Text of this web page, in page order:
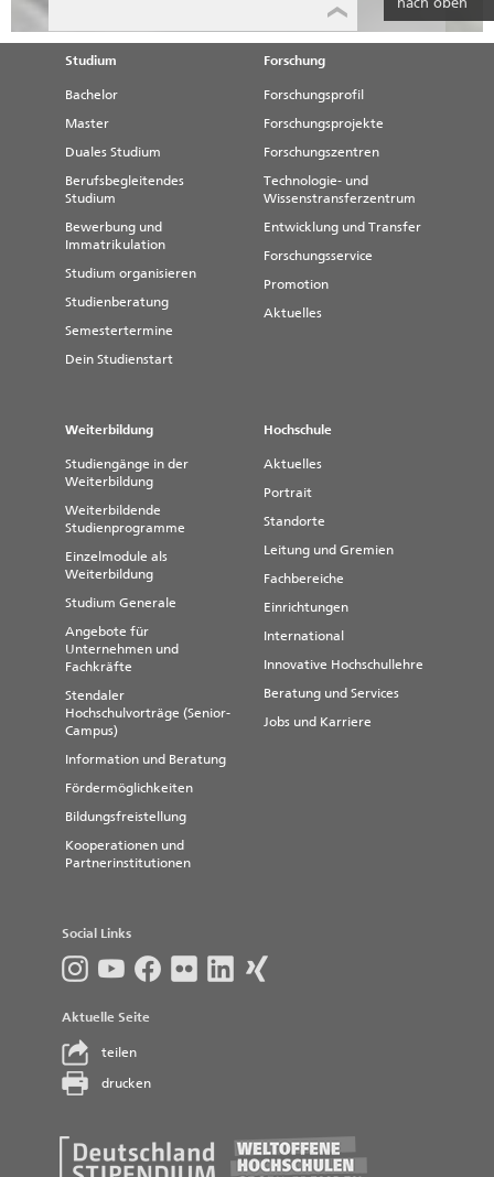
Studium
Bachelor
Master
Duales Studium
Berufsbegleitendes
Studium
Bewerbung und
Immatrikulation
Studium organisieren
Studienberatung
Semestertermine
Dein Studienstart
Forschung
Forschungsprofil
Forschungsprojekte
Forschungszentren
Technologie- und
Wissenstransferzentrum
Entwicklung und Transfer
Forschungsservice
Promotion
Aktuelles
Weiterbildung
Studiengänge in der
Weiterbildung
Weiterbildende
Studienprogramme
Einzelmodule als
Weiterbildung
Studium Generale
Angebote für
Unternehmen und
Fachkräfte
Stendaler
Hochschulvorträge (Senior-
Campus)
Information und Beratung
Fördermöglichkeiten
Bildungsfreistellung
Kooperationen und
Partnerinstitutionen
Hochschule
Aktuelles
Portrait
Standorte
Leitung und Gremien
Fachbereiche
Einrichtungen
International
Innovative Hochschullehre
Beratung und Services
Jobs und Karriere
Social Links
Aktuelle Seite
teilen
drucken